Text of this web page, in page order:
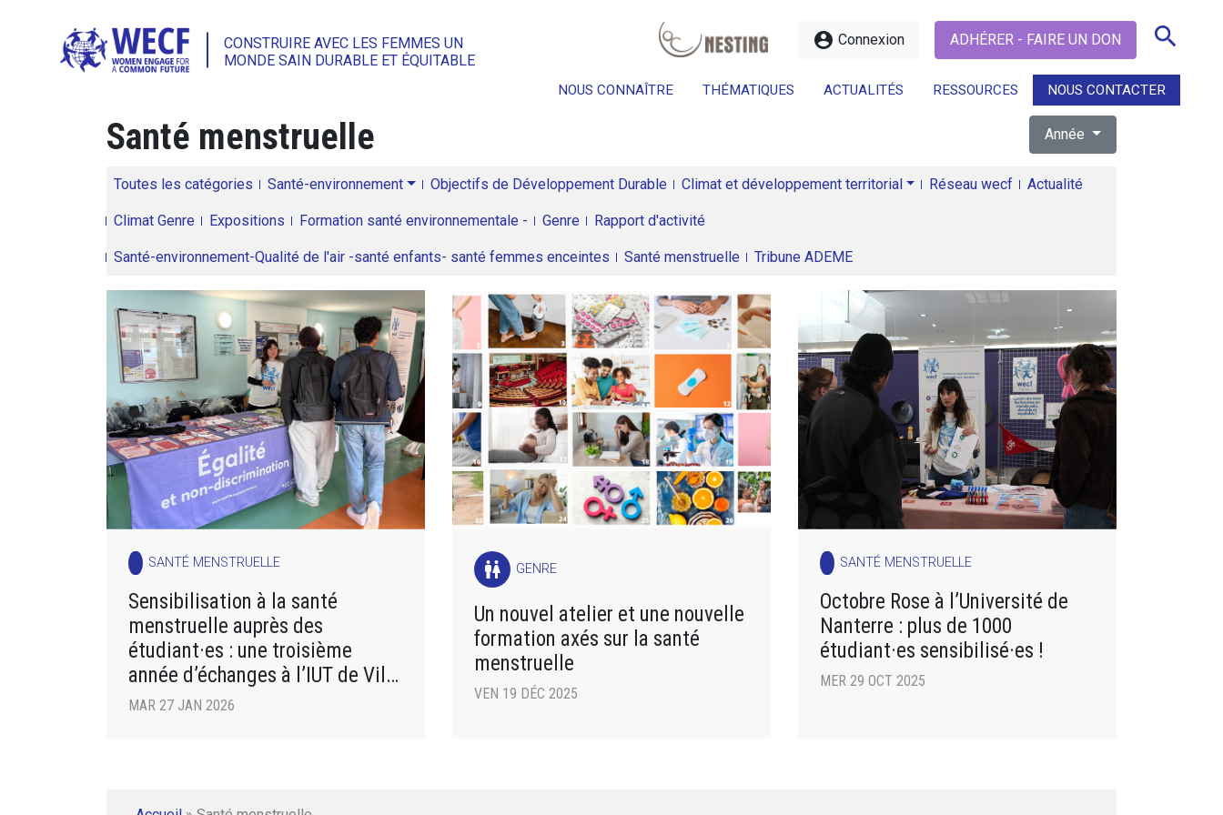
CONSTRUIRE AVEC LES FEMMES UN
MONDE SAIN DURABLE ET ÉQUITABLE
account_circle Connexion ADHÉRER - FAIRE UN DON search
NOUS CONNAÎTRE THÉMATIQUES ACTUALITÉS RESSOURCES NOUS CONTACTER
search
Santé menstruelle Année
Toutes les catégories Santé-environnement Objectifs de Développement Durable Climat et développement territorial Réseau wecf Actualité
Climat Genre Expositions Formation santé environnementale - Genre Rapport d'activité
Santé-environnement-Qualité de l'air -santé enfants- santé femmes enceintes Santé menstruelle Tribune ADEME
SANTÉ MENSTRUELLE
Sensibilisation à la santé
menstruelle auprès des
étudiant·es : une troisième
année d’échanges à l’IUT de Ville
d’Avray
MAR 27 JAN 2026
wc GENRE
Un nouvel atelier et une nouvelle
formation axés sur la santé
menstruelle
VEN 19 DÉC 2025
SANTÉ MENSTRUELLE
Octobre Rose à l’Université de
Nanterre : plus de 1000
étudiant·es sensibilisé·es !
MER 29 OCT 2025